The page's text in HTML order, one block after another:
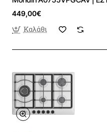
449,00€
Καλάθι